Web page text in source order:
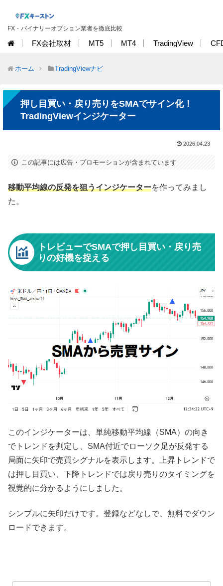
FX・バイナリーオプション業者を徹底比較
FX会社取材 MT5 MT4 TradingView
ホーム TradingViewナビ
押し目買い・戻り売りをSMAでサイン化！
TradingViewインジケーター
2026.04.23
この記事には広告・プロモーションが含まれています
移動平均線の反発を狙うインジケーターを作ってみまし
た。
トレビューでSMAで押し目買い・戻り売
りの好機を捉える
このインジケーターは、単純移動平均線（SMA）の向き
でトレンドを判定し、SMA付近でローソク足が反発する
局面に矢印で売買シグナルを表示します。上昇トレンドで
は押し目買い、下降トレンドでは戻り売りのタイミングを
視覚的に分かるようにしました。
シンプルに矢印だけです。登録などなしで、無料でダウン
ロードできます。